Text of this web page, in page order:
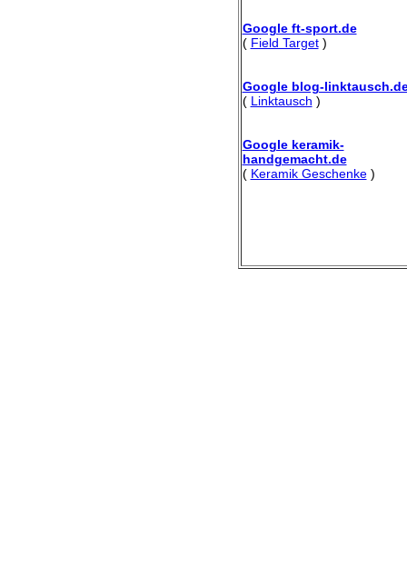
Google ft-sport.de
( Field Target)
Google blog-
( Linktausch )
Google keramik-
handgemacht.de
( Keramik Geschenke)